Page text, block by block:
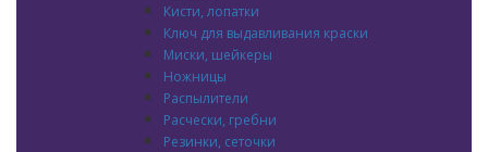
Кисти, лопатки
Ключ для выдавливания краски
Миски, шейкеры
Ножницы
Распылители
Расчески, гребни
Резинки, сеточки